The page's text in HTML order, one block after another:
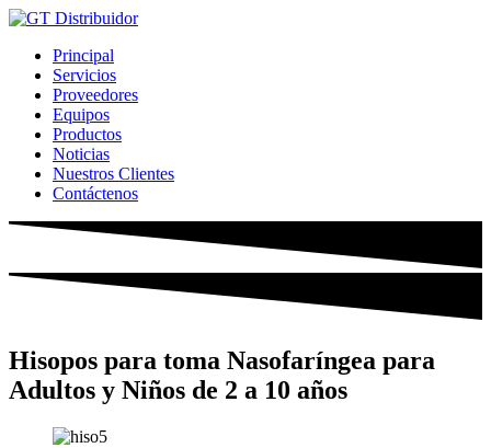
Ir
contenidoPrincipal
Servicios
Proveedores
Equipos
Productos
Noticias
Nuestros Clientes
Contáctenos
Hisopos para toma Nasofaríngea para
Adultos y Niños de 2 a 10 años